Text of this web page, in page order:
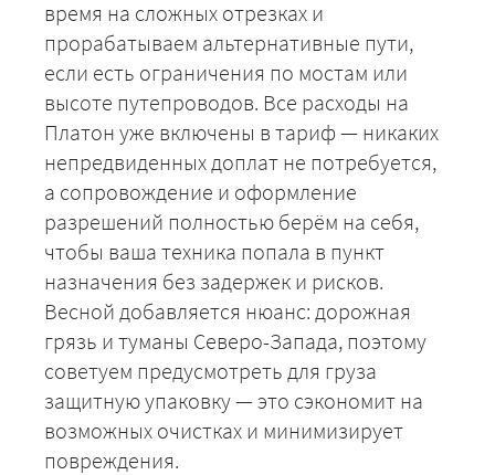
время на сложных отрезках и
прорабатываем альтернативные пути,
если есть ограничения по мостам или
высоте путепроводов. Все расходы на
Платон уже включены в тариф — никаких
непредвиденных доплат не потребуется,
а сопровождение и оформление
разрешений полностью берём на себя,
чтобы ваша техника попала в пункт
назначения без задержек и рисков.
Весной добавляется нюанс: дорожная
грязь и туманы Северо-Запада, поэтому
советуем предусмотреть для груза
защитную упаковку — это сэкономит на
возможных очистках и минимизирует
повреждения.
+7 (499) 520-05-23